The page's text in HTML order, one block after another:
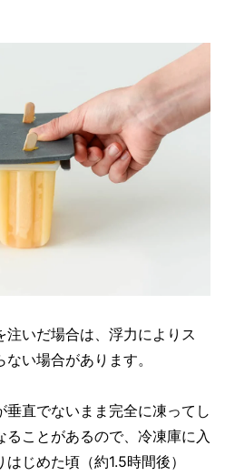
いだ場合は、浮力によりス
い場合があります。
直でないまま完全に凍ってし
ることがあるので、冷凍庫に入
じめた頃（約1.5時間後）